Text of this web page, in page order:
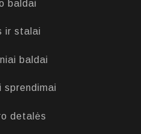
baldai
ir stalai
baldai
sprendimai
detalės